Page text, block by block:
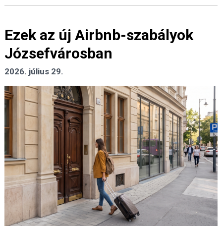
Ezek az új Airbnb-szabályok
Józsefvárosban
2026. július 29.